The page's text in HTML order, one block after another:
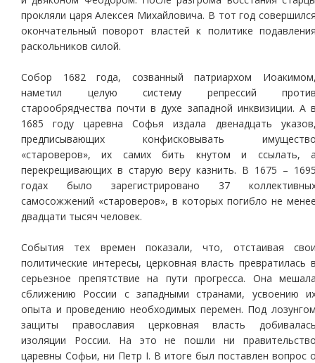
прокляли царя Алексея Михайловича. В тот год
окончательный поворот властей к политике
раскольников силой.
Собор 1682 года, созванный патриархом
наметил целую систему репрессий
старообрядчества почти в духе западной инквизиции. А
1685 году царевна Софья издала двенадцать
предписывающих конфисковывать
«староверов», их самих бить кнутом и ссылать,
перекрещивающих в старую веру казнить. В 1675 –
годах было зарегистрировано 37
самосожжений «староверов», в которых погибло не
двадцати тысяч человек.
События тех времен показали, что, отстаивая
политические интересы, церковная власть превратилась
серьезное препятствие на пути прогресса. Она
сближению России с западными странами, усвоению
опыта и проведению необходимых перемен. Под
защиты православия церковная власть
изоляции России. На это не пошли ни
царевны Софьи, ни Петр I. В итоге был поставлен вопрос